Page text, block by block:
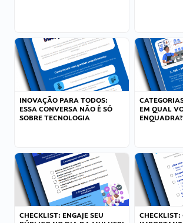
INOVAÇÃO PARA TODOS:
ESSA CONVERSA NÃO É SÓ
SOBRE TECNOLOGIA
EM QUAL
ENQUADRA?
CHECKLIST: ENGAJE SEU
CHECKLIST: